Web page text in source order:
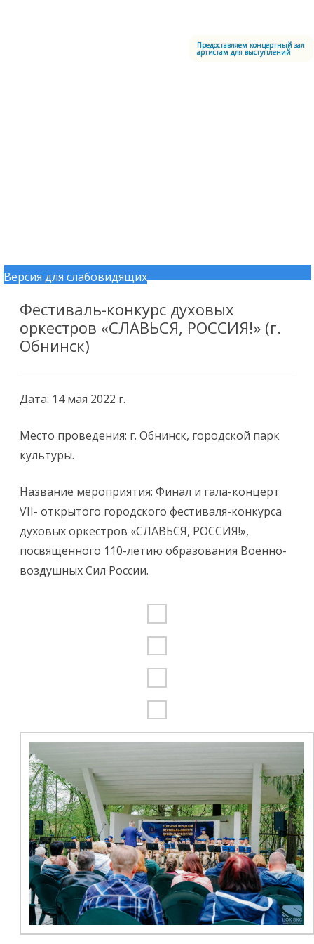
Версия для слабовидящих
Предоставляем концертный зал
артистам для выступлений
Перейти к содержимому
Фестиваль-конкурс духовых
оркестров «СЛАВЬСЯ, РОССИЯ!» (г.
Обнинск)
Дата: 14 мая 2022 г.
Место проведения: г. Обнинск, городской парк
культуры.
Название мероприятия: Финал и гала-концерт
VII- открытого городского фестиваля-конкурса
духовых оркестров «СЛАВЬСЯ, РОССИЯ!»,
посвященного 110-летию образования Военно-
воздушных Сил России.